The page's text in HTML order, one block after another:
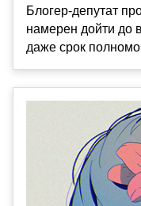
Блогер-депутат
намерен дойти до
даже срок